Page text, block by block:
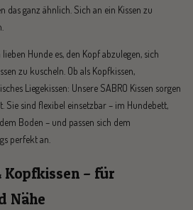
das ganz ähnlich. Sich an ein Kissen zu
Hunde es, den Kopf abzulegen, sich
zu kuscheln. Ob als Kopfkissen,
Liegekissen: Unsere SABRO Kissen sorgen
Sie sind flexibel einsetzbar – im Hundebett,
Boden – und passen sich dem
perfekt an.
Kopfkissen – für
Nähe